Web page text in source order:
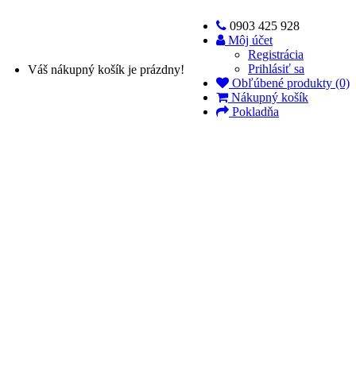
0903 425 928
Môj účet
Registrácia
Prihlásiť sa
Obľúbené produkty (0)
Nákupný košík
Pokladňa
Váš nákupný košík je prázdny!